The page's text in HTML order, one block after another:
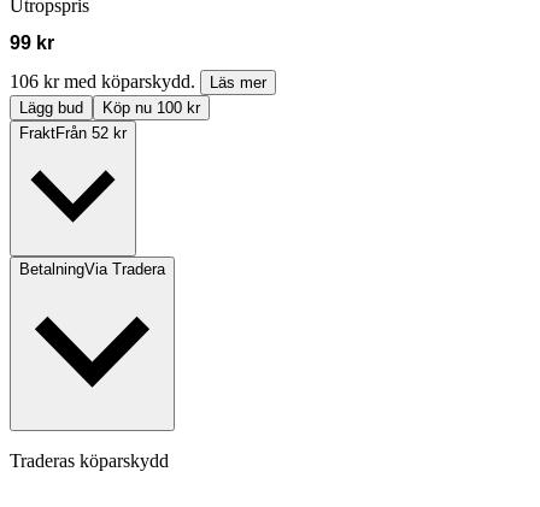
Utropspris
99 kr
106 kr med köparskydd.
Läs mer
Lägg bud
Köp nu 100 kr
FraktFrån 52 kr
BetalningVia Tradera
Traderas köparskydd